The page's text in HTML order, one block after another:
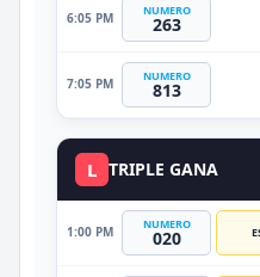
6:05 PM NUMERO
263
7:05 PM NUMERO
813
L TRIPLE GANA
1:00 PM NUMERO
020